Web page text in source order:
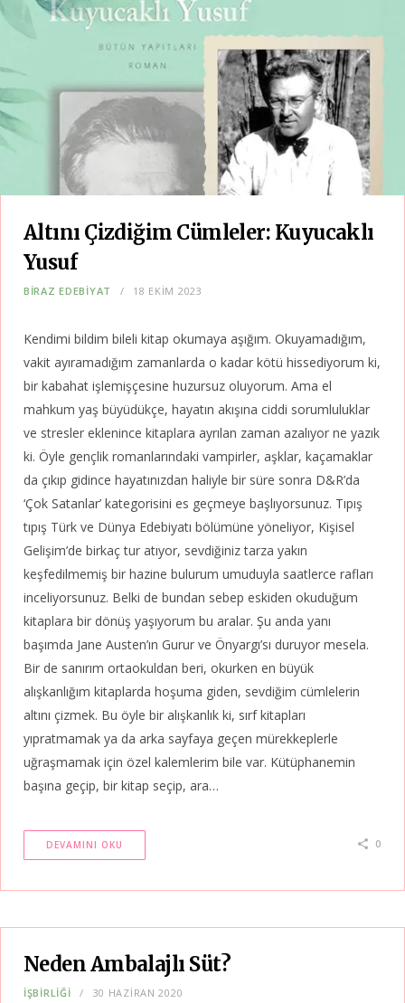
Altını Çizdiğim Cümleler: Kuyucaklı
Yusuf
BIRAZ EDEBIYAT 18 EKIM 2023
Kendimi bildim bileli kitap okumaya aşığım. Okuyamadığım,
vakit ayıramadığım zamanlarda o kadar kötü hissediyorum ki,
bir kabahat işlemişçesine huzursuz oluyorum. Ama el
mahkum yaş büyüdükçe, hayatın akışına ciddi sorumluluklar
ve stresler eklenince kitaplara ayrılan zaman azalıyor ne yazık
ki. Öyle gençlik romanlarındaki vampirler, aşklar, kaçamaklar
da çıkıp gidince hayatınızdan haliyle bir süre sonra D&R’da
‘Çok Satanlar’ kategorisini es geçmeye başlıyorsunuz. Tıpış
tıpış Türk ve Dünya Edebiyatı bölümüne yöneliyor, Kişisel
Gelişim’de birkaç tur atıyor, sevdiğiniz tarza yakın
keşfedilmemiş bir hazine bulurum umuduyla saatlerce rafları
inceliyorsunuz. Belki de bundan sebep eskiden okuduğum
kitaplara bir dönüş yaşıyorum bu aralar. Şu anda yanı
başımda Jane Austen’ın Gurur ve Önyargı’sı duruyor mesela.
Bir de sanırım ortaokuldan beri, okurken en büyük
alışkanlığım kitaplarda hoşuma giden, sevdiğim cümlelerin
altını çizmek. Bu öyle bir alışkanlık ki, sırf kitapları
yıpratmamak ya da arka sayfaya geçen mürekkeplerle
uğraşmamak için özel kalemlerim bile var. Kütüphanemin
başına geçip, bir kitap seçip, ara…
DEVAMINI OKU 0
Neden Ambalajlı Süt?
İŞBİRLİĞİ 30 HAZIRAN 2020